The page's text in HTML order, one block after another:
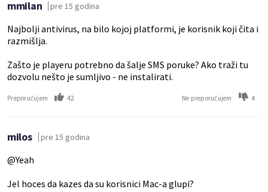
mmilan pre 15 godina
Najbolji antivirus, na bilo kojoj platformi, je korisnik koji čita i
razmišlja.
Zašto je playeru potrebno da šalje SMS poruke? Ako traži tu
dozvolu nešto je sumljivo - ne instalirati.
Preporučujem 42 Ne preporučujem 4
milos pre 15 godina
@Yeah
Jel hoces da kazes da su korisnici Mac-a glupi?